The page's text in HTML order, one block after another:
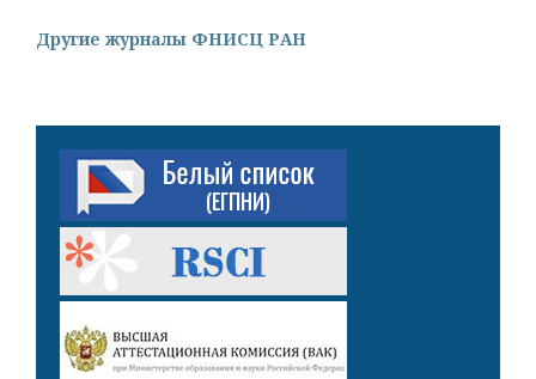
Другие журналы ФНИСЦ РАН